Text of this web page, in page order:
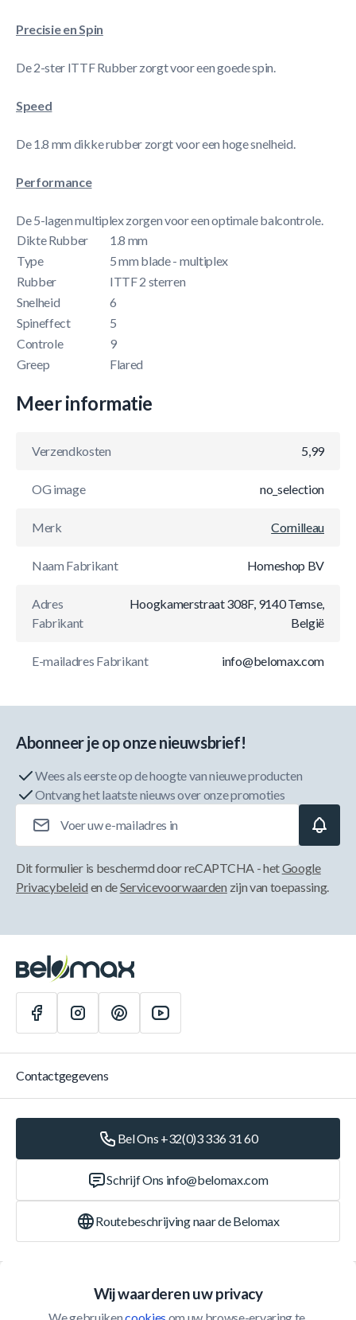
Precisie en Spin
De 2-ster ITTF Rubber zorgt voor een goede spin.
Speed
De 1.8 mm dikke rubber zorgt voor een hoge snelheid.
Performance
De 5-lagen multiplex zorgen voor een optimale balcontrole.
Dikte Rubber
1.8 mm
Type
5 mm blade - multiplex
Rubber
ITTF 2 sterren
Snelheid
6
Spineffect
5
Controle
9
Greep
Flared
Meer informatie
Verzendkosten 5,99
OG image no_selection
Merk Cornilleau
Naam Fabrikant Homeshop BV
Adres
Fabrikant
Hoogkamerstraat 308F, 9140 Temse,
België
E-mailadres Fabrikant info@belomax.com
Wij waarderen uw privacy
Abonneer je op onze nieuwsbrief!
Wees als eerste op de hoogte van nieuwe producten
Ontvang het laatste nieuws over onze promoties
Dit formulier is beschermd door reCAPTCHA - hetGoogle
Privacybeleid en deServicevoorwaarden zijn van toepassing.
Contactgegevens
Bel Ons +32(0)3 336 31 60
Schrijf Ons info@belomax.com
Routebeschrijving naar de Belomax